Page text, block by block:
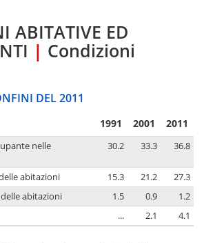
ABITATIVE ED
| Condizioni
DEL 2011
1991 2001 2011
nelle
30.2 33.3 36.8
abitazioni 15.3 21.2
27.3
abitazioni
1.5 0.9
1.2
... 2.1 4.1